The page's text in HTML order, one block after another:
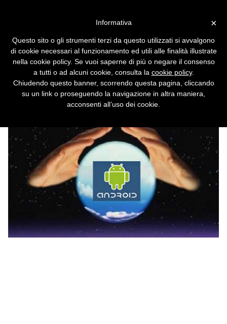
l'iPhone
Anche il sistema di Google conserva i dati
sugli spostamenti dell'utente. Però ha una
spiegazione plausibile.
×
Informativa
Questo sito o gli strumenti terzi da questo utilizzati si avvalgono
di cookie necessari al funzionamento ed utili alle finalità illustrate
nella cookie policy. Se vuoi saperne di più o negare il consenso
a tutti o ad alcuni cookie, consulta la cookie policy.
Chiudendo questo banner, scorrendo questa pagina, cliccando
su un link o proseguendo la navigazione in altra maniera,
acconsenti all’uso dei cookie.